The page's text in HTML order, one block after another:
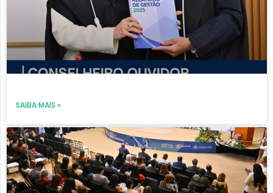
SAIBA MAIS »